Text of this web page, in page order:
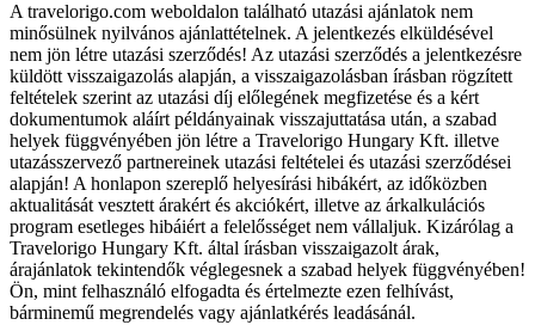
A travelorigo.com weboldalon található utazási ajánlatok nem
minősülnek nyilvános ajánlattételnek. A jelentkezés elküldésével
nem jön létre utazási szerződés! Az utazási szerződés a jelentkezésre
küldött visszaigazolás alapján, a visszaigazolásban írásban rögzített
feltételek szerint az utazási díj előlegének megfizetése és a kért
dokumentumok aláírt példányainak visszajuttatása után, a szabad
helyek függvényében jön létre a Travelorigo Hungary Kft. illetve
utazásszervező partnereinek utazási feltételei és utazási szerződései
alapján! A honlapon szereplő helyesírási hibákért, az időközben
aktualitását vesztett árakért és akciókért, illetve az árkalkulációs
program esetleges hibáiért a felelősséget nem vállaljuk. Kizárólag a
Travelorigo Hungary Kft. által írásban visszaigazolt árak,
árajánlatok tekintendők véglegesnek a szabad helyek függvényében!
Ön, mint felhasználó elfogadta és értelmezte ezen felhívást,
bárminemű megrendelés vagy ajánlatkérés leadásánál.